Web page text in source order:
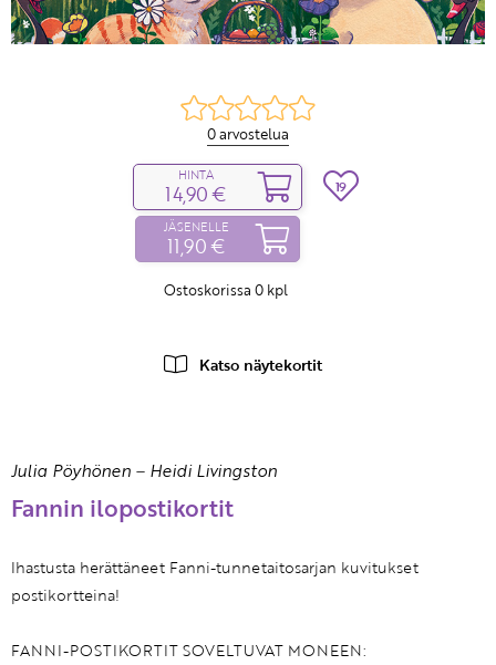
0 arvostelua
HINTA
14,90 €
JÄSENELLE
11,90 €
Ostoskorissa 0 kpl
19
Katso näytekortit
Julia Pöyhönen – Heidi Livingston
Fannin ilopostikortit
Ihastusta herättäneet Fanni-tunnetaitosarjan kuvitukset
postikortteina!
FANNI-POSTIKORTIT SOVELTUVAT MONEEN: